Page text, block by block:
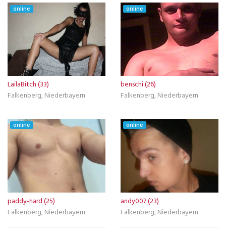
online
LailaBitch (33)
Falkenberg, Niederbayern
online
benschi (26)
Falkenberg, Niederbayern
online
paddy-hard (25)
Falkenberg, Niederbayern
online
andy007 (23)
Falkenberg, Niederbayern